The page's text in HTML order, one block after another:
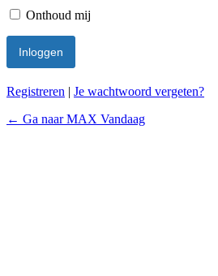
Onthoud mij
Registreren | Je wachtwoord vergeten?
← Ga naar MAX Vandaag